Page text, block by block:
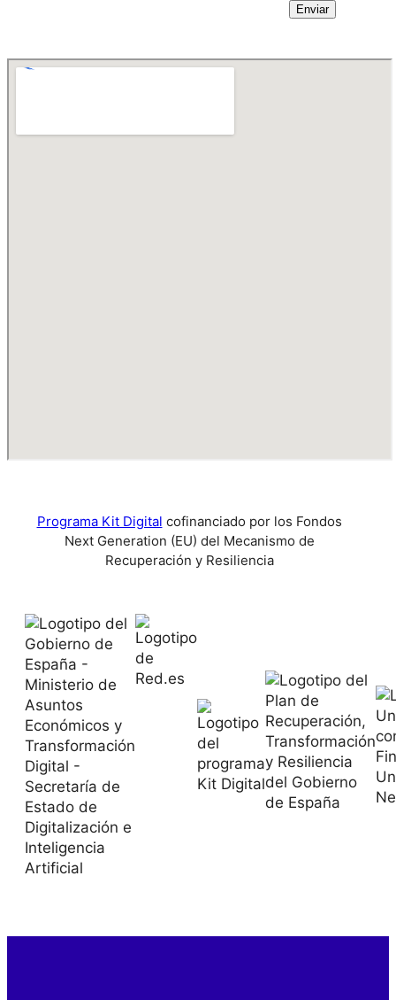
Programa Kit Digital cofinanciado por los Fondos
Next Generation (EU) del Mecanismo de
Recuperación y Resiliencia